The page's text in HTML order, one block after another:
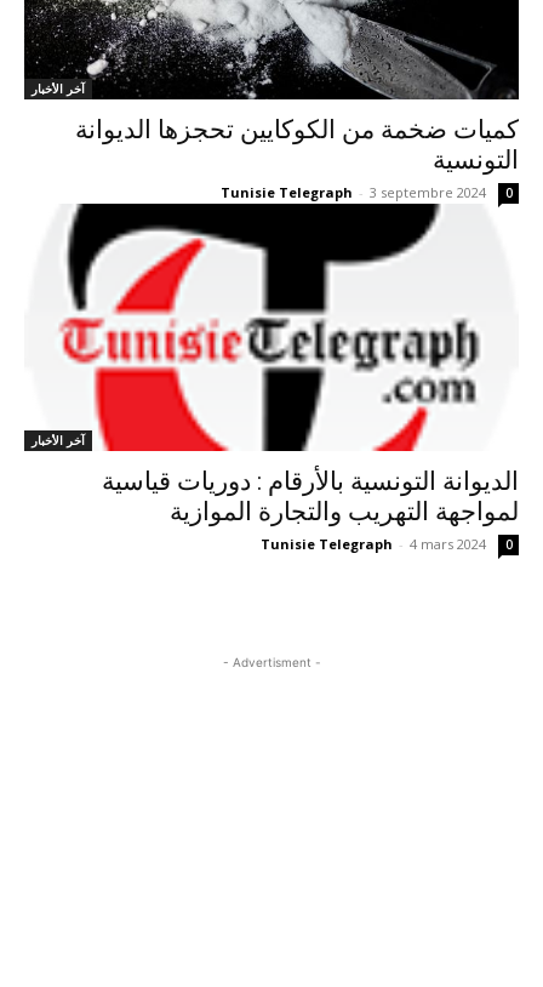
آخر الأخبار
كميات ضخمة من الكوكايين تحجزها الديوانة
التونسية
Tunisie Telegraph - 3 septembre 2024 0
آخر الأخبار
الديوانة التونسية بالأرقام : دوريات قياسية
لمواجهة التهريب والتجارة الموازية
Tunisie Telegraph - 4 mars 2024 0
- Advertisment -